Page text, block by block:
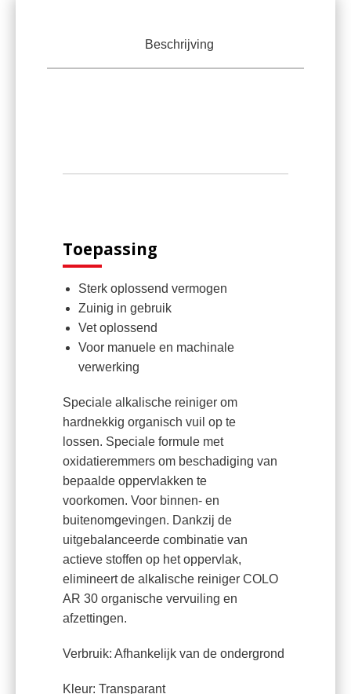
Beschrijving
Toepassing
Sterk oplossend vermogen
Zuinig in gebruik
Vet oplossend
Voor manuele en machinale
verwerking
Speciale alkalische reiniger om
hardnekkig organisch vuil op te
lossen. Speciale formule met
oxidatieremmers om beschadiging van
bepaalde oppervlakken te
voorkomen. Voor binnen- en
buitenomgevingen. Dankzij de
uitgebalanceerde combinatie van
actieve stoffen op het oppervlak,
elimineert de alkalische reiniger COLO
AR 30 organische vervuiling en
afzettingen.
Verbruik: Afhankelijk van de ondergrond
Kleur: Transparant